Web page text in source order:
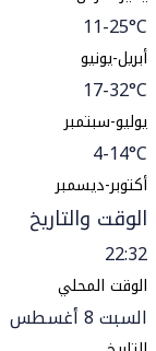
11-25°C
أبريل-يونيو
17-32°C
يوليو-سبتمبر
4-14°C
أكتوبر-ديسمبر
الوقت والتاريخ
22:32
الوقت المحلي
السبت 8 أغسطس